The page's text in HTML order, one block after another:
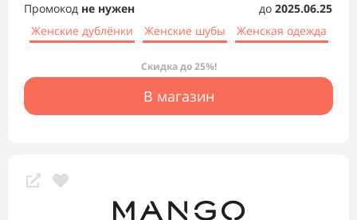
Промокод не нужен до 2025.06.25
Женские дублёнки
Женские шубы Женская одежда
Скидка до 25%!
В магазин